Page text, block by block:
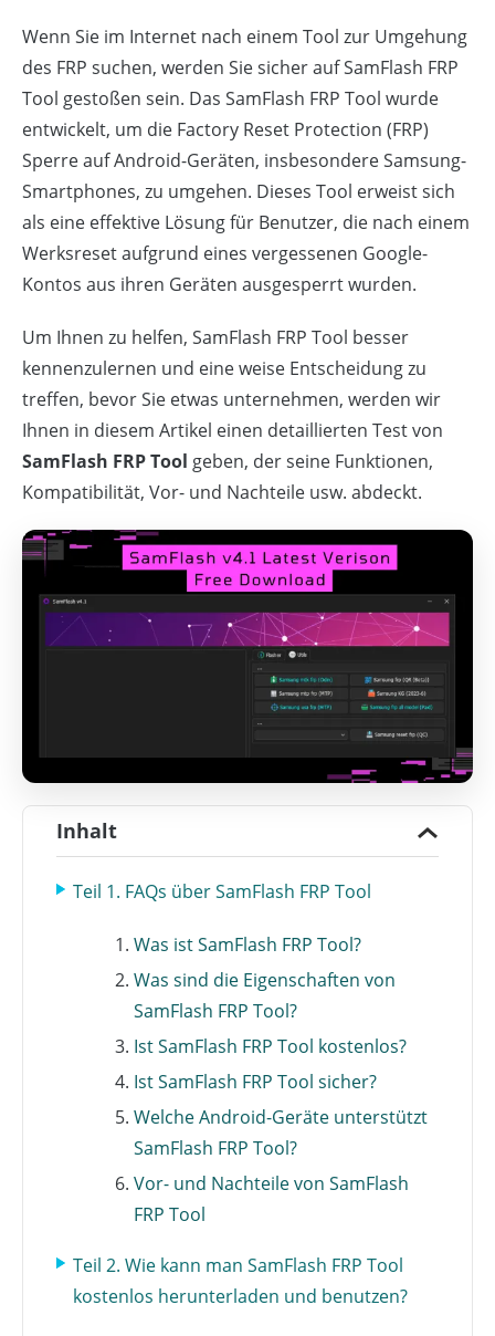
Wenn Sie im Internet nach einem Tool zur Umgehung
des FRP suchen, werden Sie sicher auf SamFlash FRP
Tool gestoßen sein. Das SamFlash FRP Tool wurde
entwickelt, um die Factory Reset Protection (FRP)
Sperre auf Android-Geräten, insbesondere Samsung-
Smartphones, zu umgehen. Dieses Tool erweist sich
als eine effektive Lösung für Benutzer, die nach einem
Werksreset aufgrund eines vergessenen Google-
Kontos aus ihren Geräten ausgesperrt wurden.
Um Ihnen zu helfen, SamFlash FRP Tool besser
kennenzulernen und eine weise Entscheidung zu
treffen, bevor Sie etwas unternehmen, werden wir
Ihnen in diesem Artikel einen detaillierten Test von
SamFlash FRP Tool geben, der seine Funktionen,
Kompatibilität, Vor- und Nachteile usw. abdeckt.
Inhalt
Teil 1. FAQs über SamFlash FRP Tool
Was ist SamFlash FRP Tool?
Was sind die Eigenschaften von
SamFlash FRP Tool?
Ist SamFlash FRP Tool kostenlos?
Ist SamFlash FRP Tool sicher?
Welche Android-Geräte unterstützt
SamFlash FRP Tool?
Vor- und Nachteile von SamFlash
FRP Tool
Teil 2. Wie kann man SamFlash FRP Tool
kostenlos herunterladen und benutzen?